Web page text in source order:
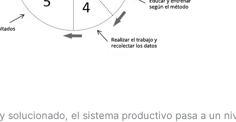
solucionado, el sistema productivo pasa a un